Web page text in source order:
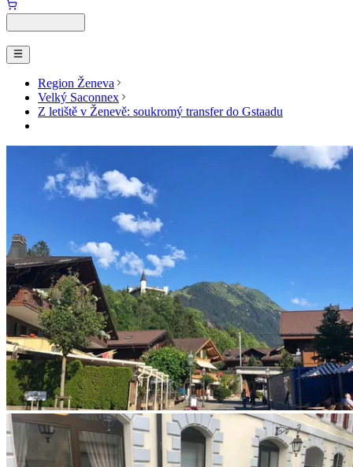
Region Ženeva
Velký Saconnex
Z letiště v Ženevě: soukromý transfer do Gstaadu